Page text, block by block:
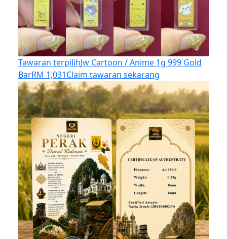
Tawaran terpilihJw Cartoon / Anime 1g 999 Gold
BarRM 1,031Claim tawaran sekarang